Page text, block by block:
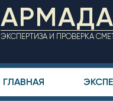
АРМАДА
ЭКСПЕРТИЗА И ПРОВЕРКА
ГЛАВНАЯ